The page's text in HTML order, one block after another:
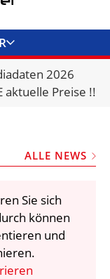
2026
aktuelle Preise !!
ALLE NEWS
Sie sich
können
und